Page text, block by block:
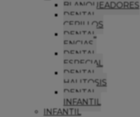
BLANQUEADORES
DENTAL
CEPILLOS
DENTAL
ENCIAS
DENTAL
ESPECIAL
DENTAL
HALITOSIS
DENTAL
INFANTIL
INFANTIL